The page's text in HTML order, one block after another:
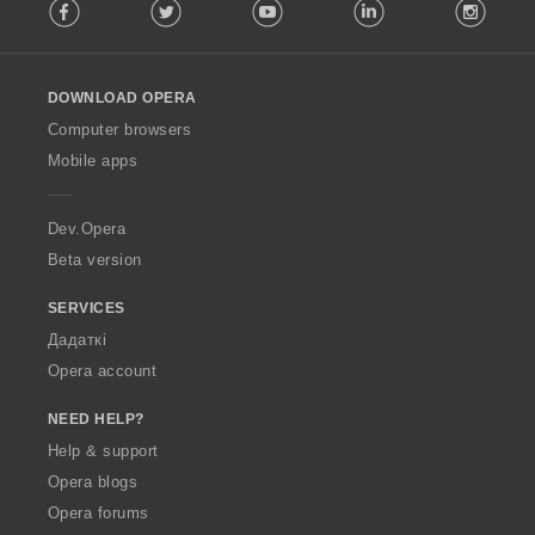
o
w
O
p
a
Facebook Twitter Youtube LinkedIn
DOWNLOAD OPERA
Computer browsers
Mobile apps
Dev.Opera
Beta version
SERVICES
Дадаткі
Opera account
NEED HELP?
Help & support
Opera blogs
Opera forums